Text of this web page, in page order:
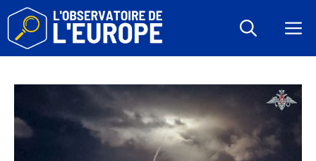
Aller
contenu